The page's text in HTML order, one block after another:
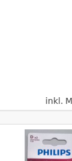
inkl.